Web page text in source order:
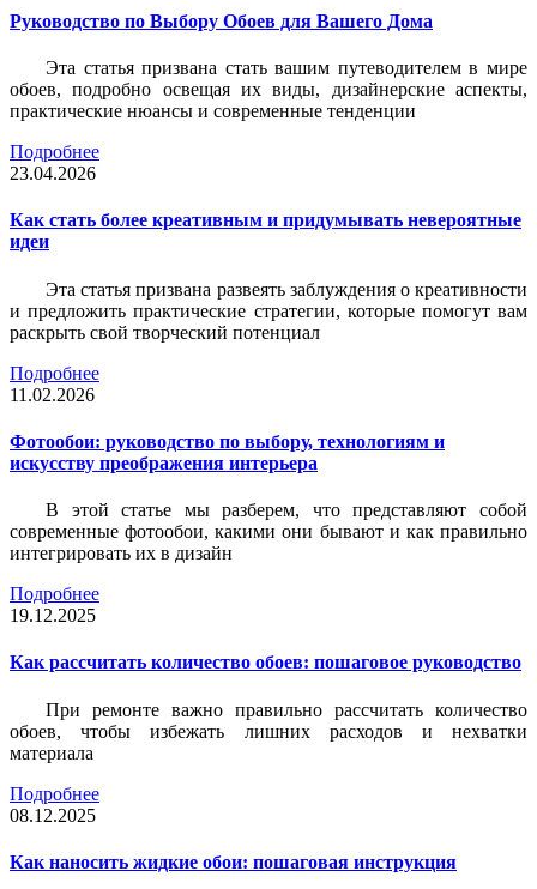
Руководство по Выбору Обоев для Вашего Дома
Эта статья призвана стать вашим путеводителем в мире
обоев, подробно освещая их виды, дизайнерские аспекты,
практические нюансы и современные тенденции
Подробнее
23.04.2026
Как стать более креативным и придумывать невероятные
идеи
Эта статья призвана развеять заблуждения о креативности
и предложить практические стратегии, которые помогут вам
раскрыть свой творческий потенциал
Подробнее
11.02.2026
Фотообои: руководство по выбору, технологиям и
искусству преображения интерьера
В этой статье мы разберем, что представляют собой
современные фотообои, какими они бывают и как правильно
интегрировать их в дизайн
Подробнее
19.12.2025
Как рассчитать количество обоев: пошаговое руководство
При ремонте важно правильно рассчитать количество
обоев, чтобы избежать лишних расходов и нехватки
материала
Подробнее
08.12.2025
Как наносить жидкие обои: пошаговая инструкция